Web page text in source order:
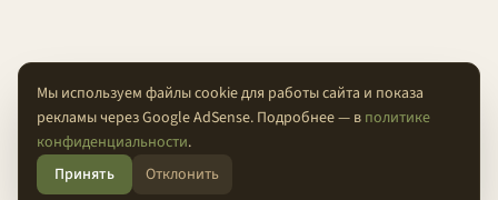
О проектеКонфиденциальность
© 2026 Проходимцы — Там, где кончается асфальт.
Мы используем файлы cookie для работы сайта и показа
рекламы через Google AdSense. Подробнее — в политике
конфиденциальности.
Принять
Отклонить